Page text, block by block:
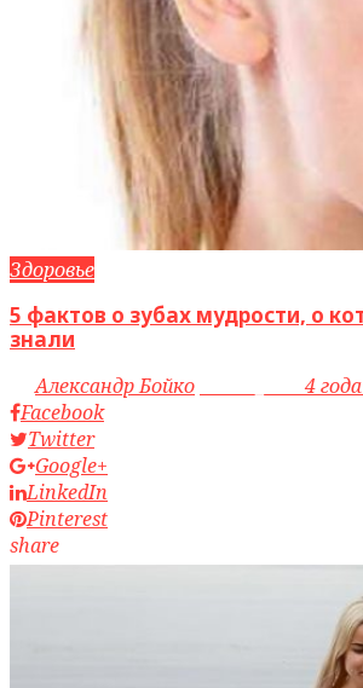
Здоровье
5 фактов о зубах мудрости, о
знали
byАлександр Бойко
4
Facebook
Twitter
Google+
LinkedIn
Pinterest
share